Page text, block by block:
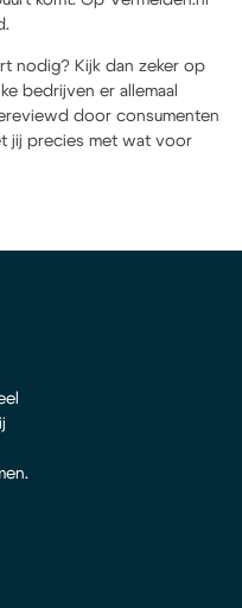
nodig? Kijk dan zeker op
bedrijven er allemaal
door consumenten
jij precies met wat voor